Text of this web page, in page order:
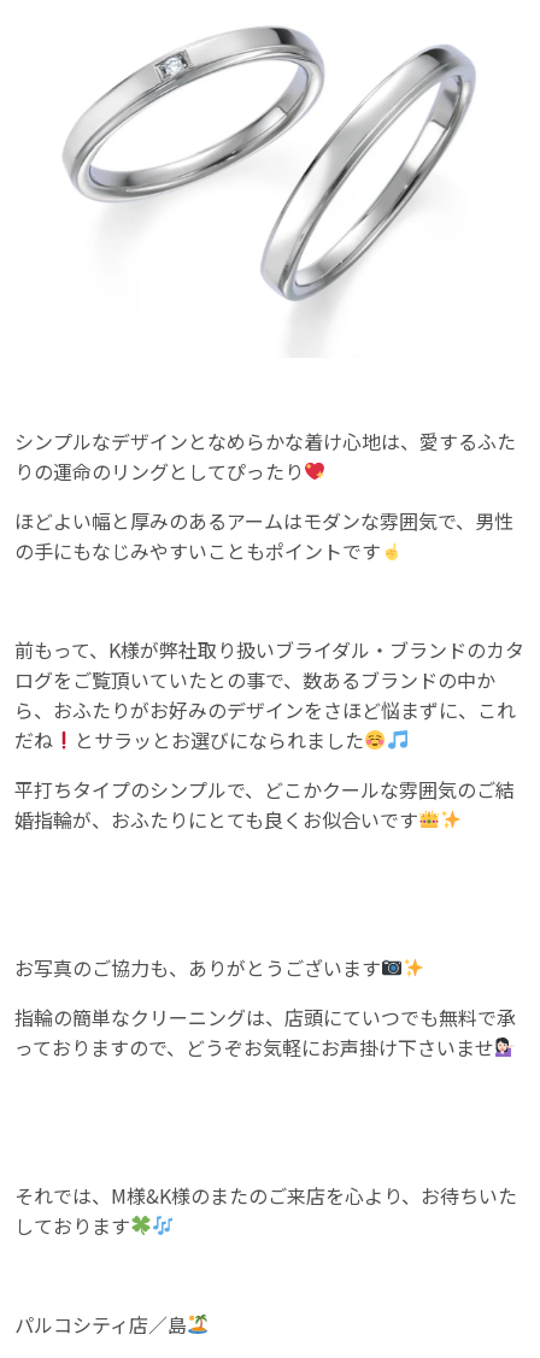
シンプルなデザインとなめらかな着け心地は、愛するふた
りの運命のリングとしてぴったり
ほどよい幅と厚みのあるアームはモダンな雰囲気で、男性
の手にもなじみやすいこともポイントです
前もって、K様が弊社取り扱いブライダル・ブランドのカタ
ログをご覧頂いていたとの事で、数あるブランドの中か
ら、おふたりがお好みのデザインをさほど悩まずに、これ
だね
とサラッとお選びになられました
平打ちタイプのシンプルで、どこかクールな雰囲気のご結
婚指輪が、おふたりにとても良くお似合いです
お写真のご協力も、ありがとうございます
指輪の簡単なクリーニングは、店頭にていつでも無料で承
っておりますので、どうぞお気軽にお声掛け下さいませ
それでは、M様&K様のまたのご来店を心より、お待ちいた
しております
パルコシティ店／島